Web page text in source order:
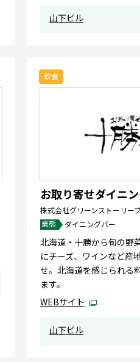
山下ビル
飲食
お取り寄せダイニ
株式会社グリーンストーリー
業態
ダイニングバー
北海道・十勝から旬の野
にチーズ、ワインなど産
せ。北海道を感じられる
ます。
WEBサイト
山下ビル